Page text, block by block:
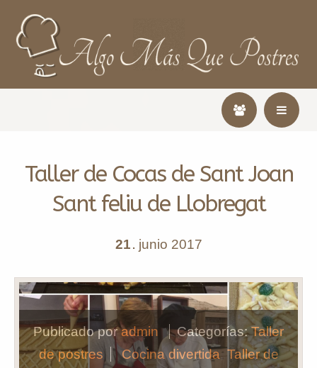
Taller de Cocas de Sant Joan
Sant feliu de Llobregat
21 . junio 2017
Publicado poradmin Categorías:Taller
de postres
Cocina divertida, Taller de